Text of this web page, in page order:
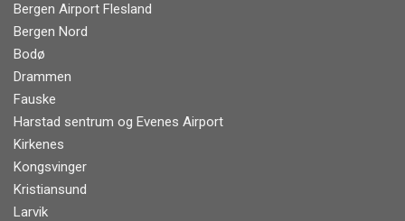
Bergen Airport Flesland
Bergen Nord
Bodø
Drammen
Fauske
Harstad sentrum og Evenes Airport
Kirkenes
Kongsvinger
Kristiansund
Larvik